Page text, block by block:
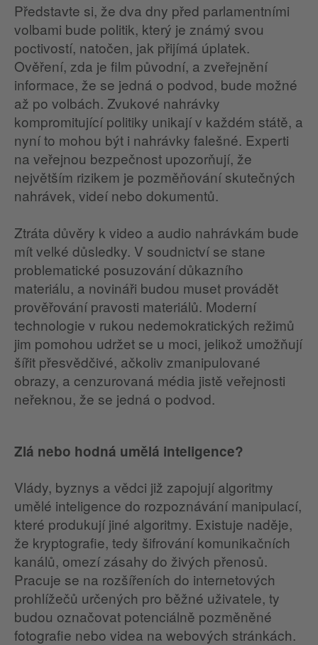
Představte si, že dva dny před parlamentními
volbami bude politik, který je známý svou
poctivostí, natočen, jak přijímá úplatek.
Ověření, zda je film původní, a zveřejnění
informace, že se jedná o podvod, bude možné
až po volbách. Zvukové nahrávky
kompromitující politiky unikají v každém státě, a
nyní to mohou být i nahrávky falešné. Experti
na veřejnou bezpečnost upozorňují, že
největším rizikem je pozměňování skutečných
nahrávek, videí nebo dokumentů.
Ztráta důvěry k video a audio nahrávkám bude
mít velké důsledky. V soudnictví se stane
problematické posuzování důkazního
materiálu, a novináři budou muset provádět
prověřování pravosti materiálů. Moderní
technologie v rukou nedemokratických režimů
jim pomohou udržet se u moci, jelikož umožňují
šířit přesvědčivé, ačkoliv zmanipulované
obrazy, a cenzurovaná média jistě veřejnosti
neřeknou, že se jedná o podvod.
Zlá nebo hodná umělá inteligence?
Vlády, byznys a vědci již zapojují algoritmy
umělé inteligence do rozpoznávání manipulací,
které produkují jiné algoritmy. Existuje naděje,
že kryptografie, tedy šifrování komunikačních
kanálů, omezí zásahy do živých přenosů.
Pracuje se na rozšířeních do internetových
prohlížečů určených pro běžné uživatele, ty
budou označovat potenciálně pozměněné
fotografie nebo videa na webových stránkách.